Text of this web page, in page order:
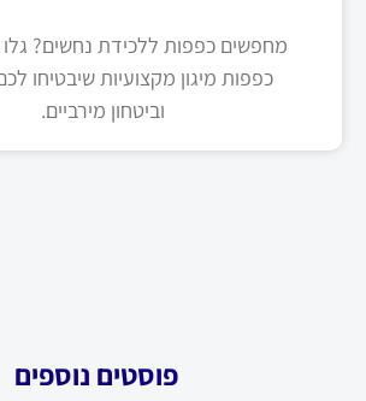
מחפשים כפפות ללכידת נחשים? גלו
כפפות מיגון מקצועיות שיבטיחו
וביטחון מירביים.
פוסטים נוספים